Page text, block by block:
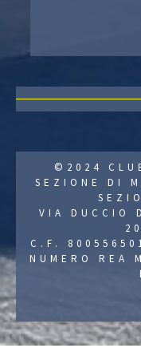
©2024
SEZIONE DI
VIA DUCCIO
C.F.
NUMERO REA